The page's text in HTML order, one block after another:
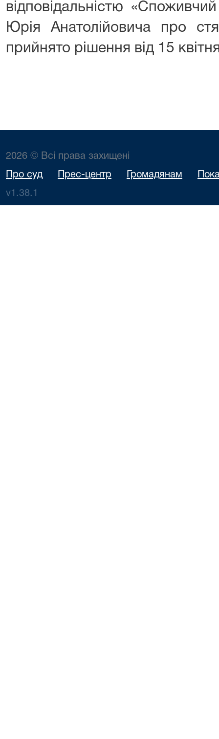
відповідальністю
Юрія Анатолійовича про
прийнято рішення від 15
2026 © Всі права захищені
Про суд Прес-центр Громадянам
v1.38.1